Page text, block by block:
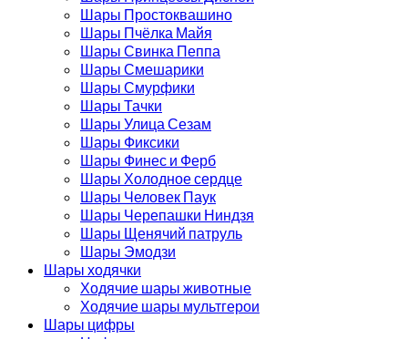
Шары Простоквашино
Шары Пчёлка Майя
Шары Свинка Пеппа
Шары Смешарики
Шары Смурфики
Шары Тачки
Шары Улица Сезам
Шары Фиксики
Шары Финес и Ферб
Шары Холодное сердце
Шары Человек Паук
Шары Черепашки Ниндзя
Шары Щенячий патруль
Шары Эмодзи
Шары ходячки
Ходячие шары животные
Ходячие шары мультгерои
Шары цифры